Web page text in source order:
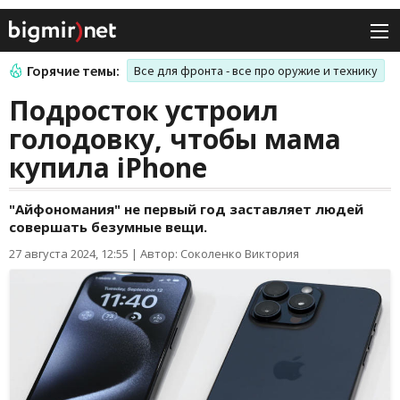
Горячие темы: Все для фронта - все про оружие и технику
Подросток устроил
голодовку, чтобы мама
купила iPhone
"Айфономания" не первый год заставляет людей
совершать безумные вещи.
27 августа 2024, 12:55 | Автор: Соколенко Виктория